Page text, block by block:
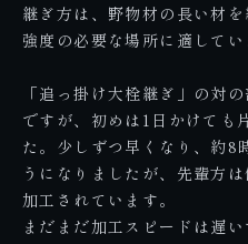
継ぎ方は、野物材の長い材
強度の必要な場所に適してい
「追っ掛け大栓継ぎ」の対
ですが、初めは1日かけても
た。少しずつ早くなり、約8
うになりましたが、先輩方
加工されています。
まだまだ加工スピードは遅